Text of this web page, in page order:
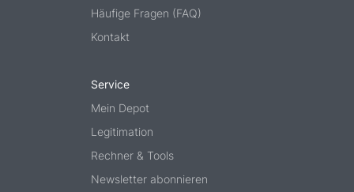
Häufige Fragen (FAQ)
Kontakt
Service
Mein Depot
Legitimation
Rechner & Tools
Newsletter abonnieren